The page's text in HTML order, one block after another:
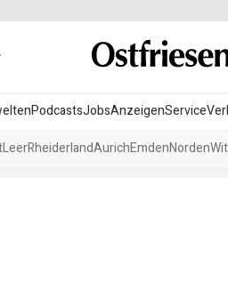
PodcastsJobsAnzeigenService
LeerRheiderlandAurichEmdenNorden